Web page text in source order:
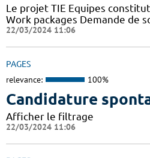
Le projet TIE Equipes
Work packages Demande de
22/03/2024 11:06
PAGES
relevance: 100%
Candidature
Afficher le filtrage
22/03/2024 11:06